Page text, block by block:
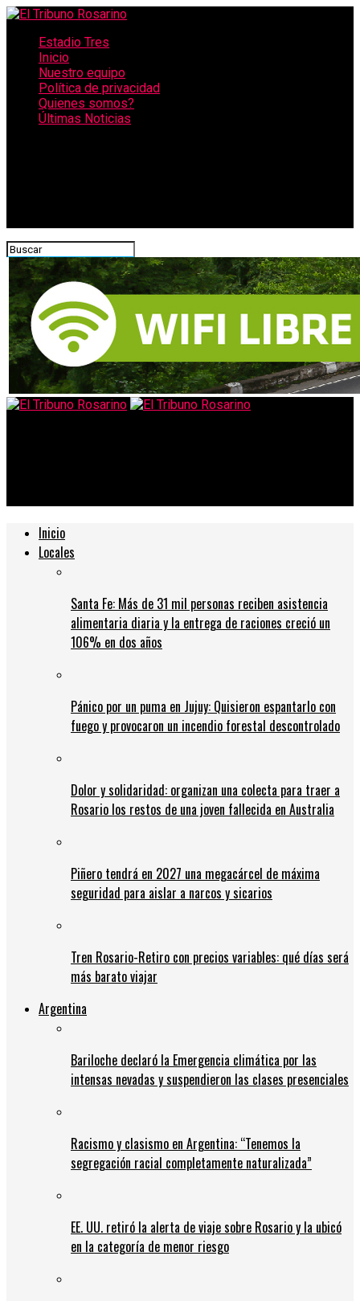
Estadio Tres
Inicio
Nuestro equipo
Política de privacidad
Quienes somos?
Últimas Noticias
Inicio
Locales
Santa Fe: Más de 31 mil personas reciben asistencia
alimentaria diaria y la entrega de raciones creció un
106% en dos años
Pánico por un puma en Jujuy: Quisieron espantarlo con
fuego y provocaron un incendio forestal descontrolado
Dolor y solidaridad: organizan una colecta para traer a
Rosario los restos de una joven fallecida en Australia
Piñero tendrá en 2027 una megacárcel de máxima
seguridad para aislar a narcos y sicarios
Tren Rosario-Retiro con precios variables: qué días será
más barato viajar
Argentina
Bariloche declaró la Emergencia climática por las
intensas nevadas y suspendieron las clases presenciales
Racismo y clasismo en Argentina: “Tenemos la
segregación racial completamente naturalizada”
EE. UU. retiró la alerta de viaje sobre Rosario y la ubicó
en la categoría de menor riesgo